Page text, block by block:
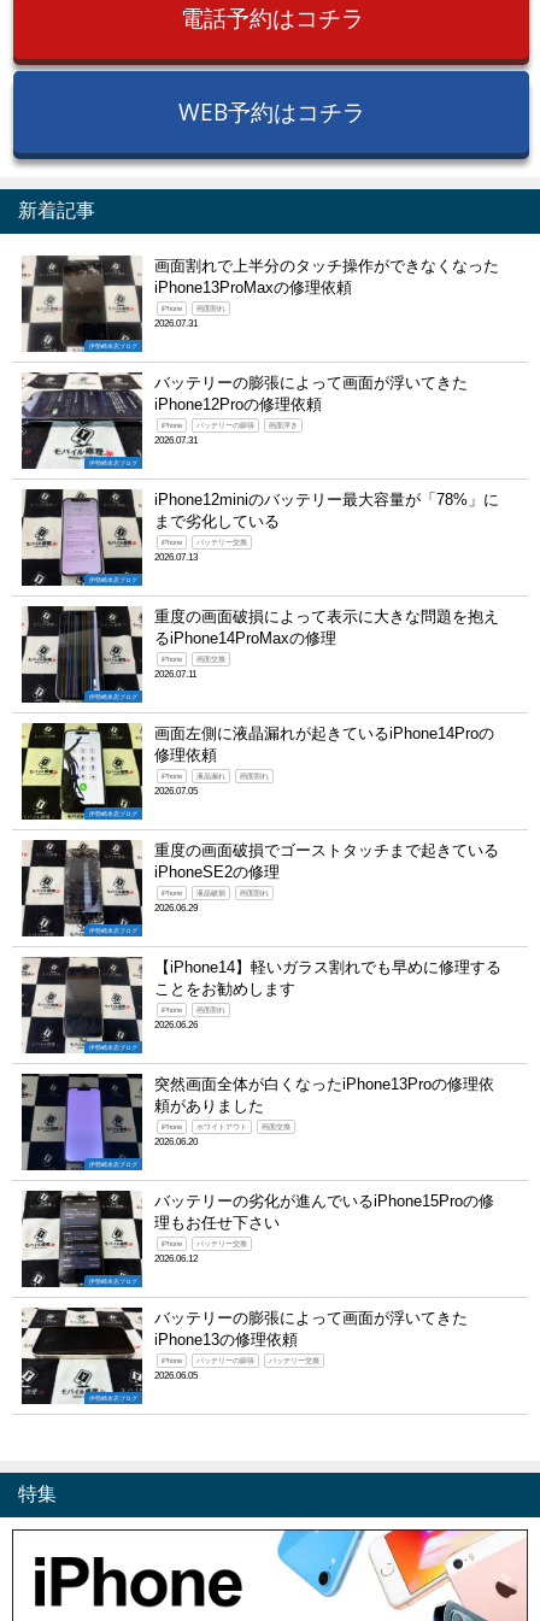
電話予約はコチラ
WEB予約はコチラ
新着記事
伊勢崎本店ブログ
画面割れで上半分のタッチ操作ができなくなった
iPhone13ProMaxの修理依頼
iPhone 画面割れ
2026.07.31
伊勢崎本店ブログ
バッテリーの膨張によって画面が浮いてきた
iPhone12Proの修理依頼
iPhone バッテリーの膨張 画面浮き
2026.07.31
伊勢崎本店ブログ
iPhone12miniのバッテリー最大容量が「78%」に
まで劣化している
iPhone バッテリー交換
2026.07.13
伊勢崎本店ブログ
重度の画面破損によって表示に大きな問題を抱え
るiPhone14ProMaxの修理
iPhone 画面交換
2026.07.11
伊勢崎本店ブログ
画面左側に液晶漏れが起きているiPhone14Proの
修理依頼
iPhone 液晶漏れ 画面割れ
2026.07.05
伊勢崎本店ブログ
重度の画面破損でゴーストタッチまで起きている
iPhoneSE2の修理
iPhone 液晶破損 画面割れ
2026.06.29
伊勢崎本店ブログ
【iPhone14】軽いガラス割れでも早めに修理する
ことをお勧めします
iPhone 画面割れ
2026.06.26
伊勢崎本店ブログ
突然画面全体が白くなったiPhone13Proの修理依
頼がありました
iPhone ホワイトアウト 画面交換
2026.06.20
伊勢崎本店ブログ
バッテリーの劣化が進んでいるiPhone15Proの修
理もお任せ下さい
iPhone バッテリー交換
2026.06.12
伊勢崎本店ブログ
バッテリーの膨張によって画面が浮いてきた
iPhone13の修理依頼
iPhone バッテリーの膨張 バッテリー交換
2026.06.05
特集